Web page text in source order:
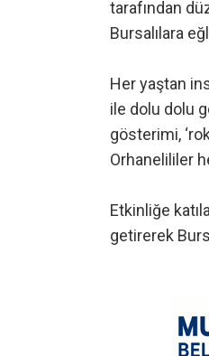
tarafından
Bursalılara
Her yaştan
ile dolu dolu
gösterimi,
Orhanelililer
Etkinliğe
getirerek